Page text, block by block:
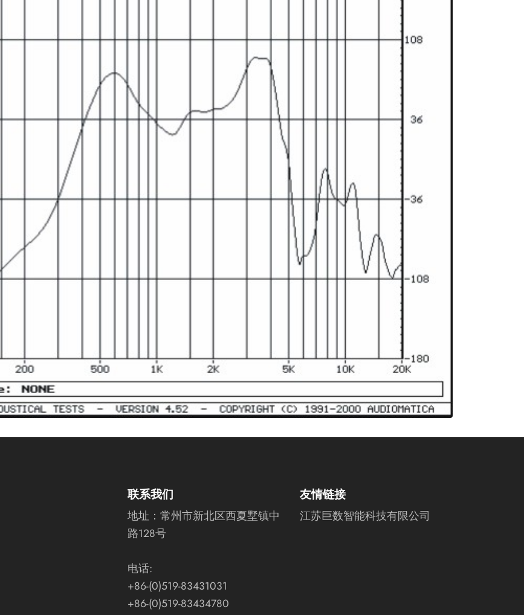
联系我们
地址： 常州市新北区西夏墅镇中
路128号
电话:
+86-(0)519-83431031
+86-(0)519-83434780
友情链接
江苏巨数智能科技有限公司